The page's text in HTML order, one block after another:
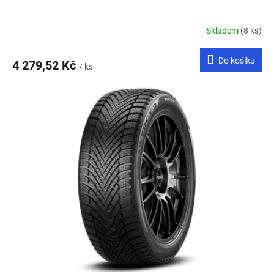
Skladem (8 ks)
4 279,52 Kč / ks
Do košíku